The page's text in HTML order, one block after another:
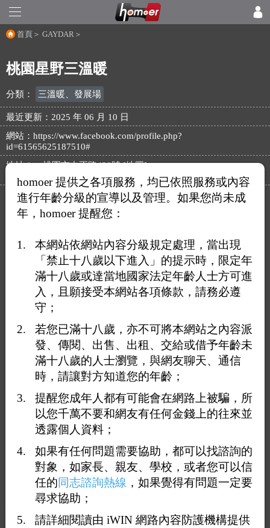
首頁 ＞ GAYDAR ＞
桃園星野三溫暖
分類： 三溫暖、發展場
最近更新：2025 年 06 月 10 日
網站： https://www.facebook.com/profile.php?
id=61565625187510#
地址 1：桃園市中正路430號 [地圖]
<上一則 返回 下一則>
詳細介紹 地圖
星野三溫暖
澡堂·岩盤浴 ·烤箱·藥草蒸氣室·泳池（男湯）
越式洗頭 ·中式按摩·腳底按摩· （歡迎女生預約）
含住宿·太空膠囊·沙發影院·健身房·電競網咖·餐廳
homoer 提供之各項服務，均已依照服務或內容
進行年齡分級的宣導以及管理。如果您尚未成
年，homoer 提醒您：
本網站依網站內容分級規定處理，當出現
「禁止十八歲以下進入」的提示時，限定年
滿十八歲或達當地國家法定年齡人士方可進
入，且願接受本網站各項條款，請務必遵
守；
若您已滿十八歲，亦不可將本網站之內容派
發、傳閱、出售、出租、交給或借予年齡未
滿十八歲的人士瀏覽，與網友聊天、通信
時，請讓對方知道您的年齡；
提醒您成年人都有可能會在網路上被騙，所
以您千萬不要和網友有任何金錢上的往來並
透露個人資料；
如果有任何問題需要協助，都可以找諮詢的
對象，如家長、親友、學校，或者您可以信
任的同志諮詢熱線 ，如果覺得有問題一定要
尋求協助；
請詳細閱讀由 iWIN 網路內容防護機構提供